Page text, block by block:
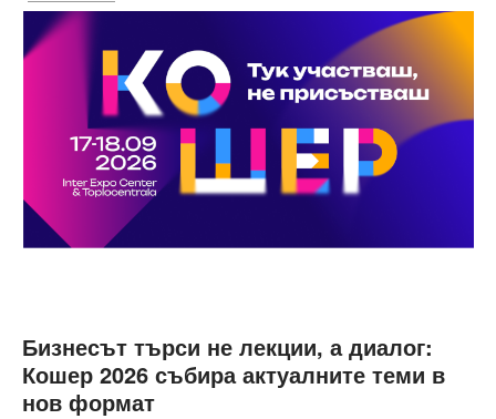
Бизнесът търси не лекции, а диалог:
Кошер 2026 събира актуалните теми в
нов формат